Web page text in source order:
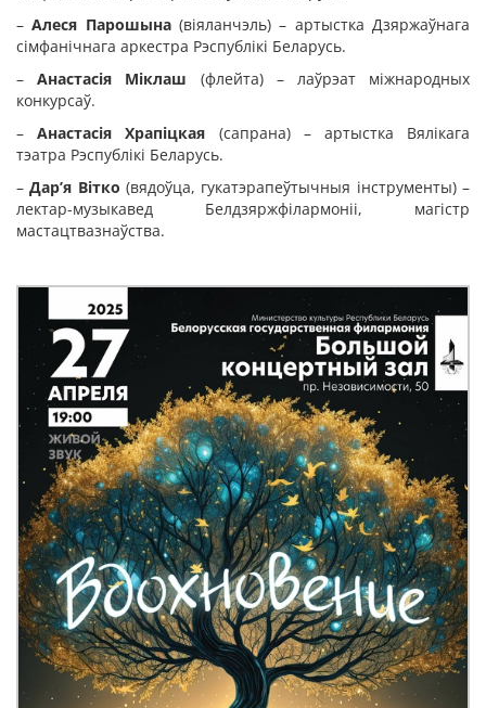
–Алеся Парошына(віяланчэль) – артыстка Дзяржаўнага
сімфанічнага аркестра Рэспублікі Беларусь.
–Анастасія Міклаш (флейта) – лаўрэат міжнародных
конкурсаў.
–Анастасія Храпіцкая (сапрана) – артыстка Вялікага
тэатра Рэспублікі Беларусь.
–Дар’я Вітко (вядоўца, гукатэрапеўтычныя інструменты) –
лектар-музыкавед Белдзяржфілармоніі, магістр
мастацтвазнаўства.